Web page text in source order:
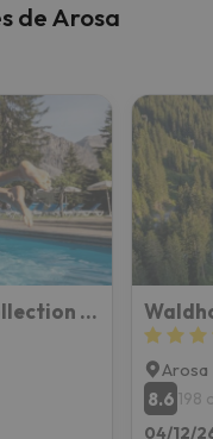
de Arosa
Hotel Altein Arosa, a Faern Collection Resort
Arosa
8.6 198
04/12/